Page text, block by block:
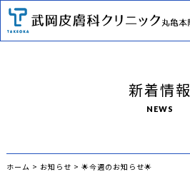
新着情報
NEWS
ホーム > お知らせ > 🌟今週のお知らせ🌟